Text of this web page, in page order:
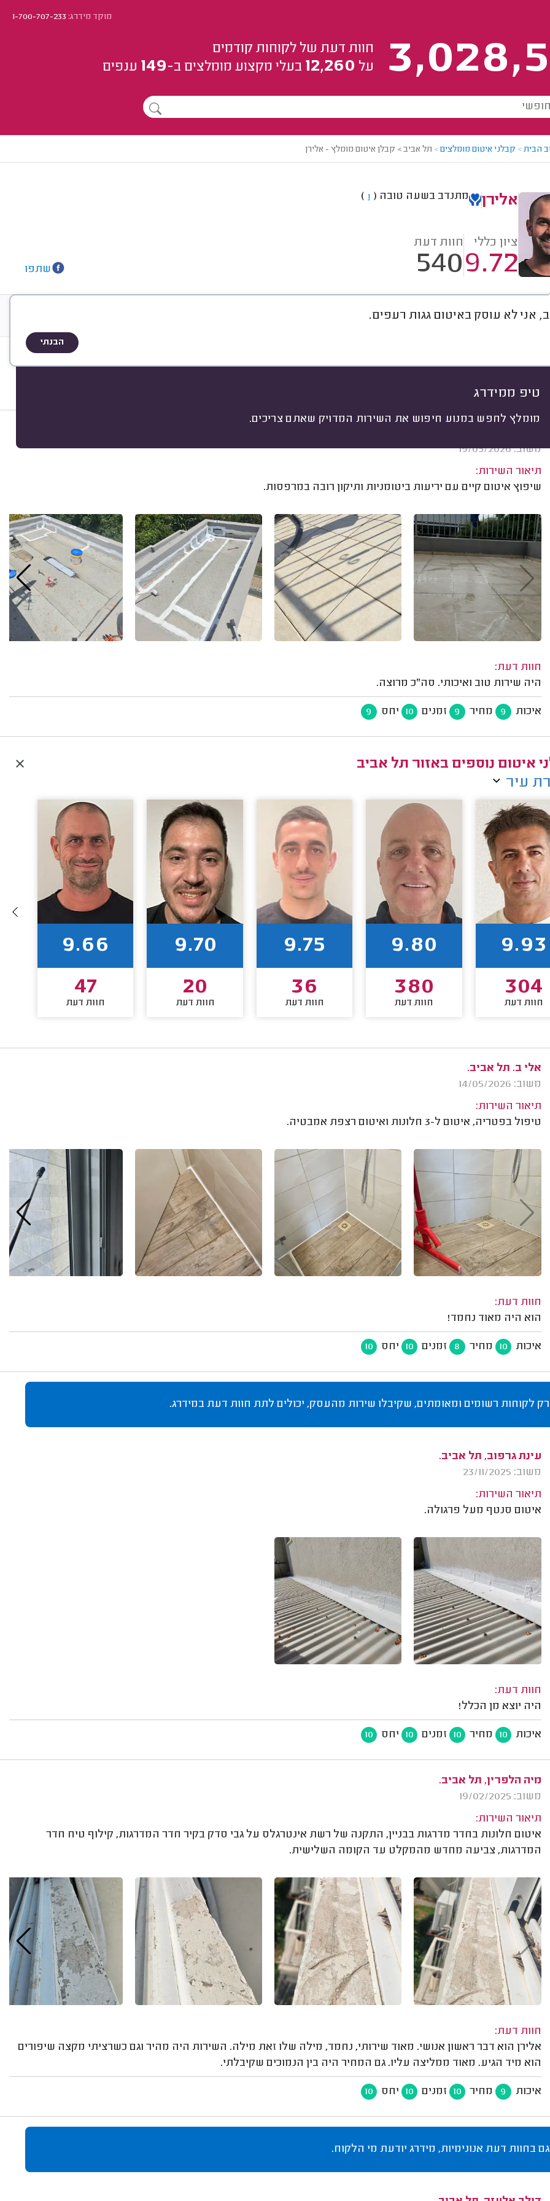
מוקד מידרג:1-700-707-233
חוות דעת של לקוחות קודמים
על 12,260 בעלי מקצוע מומלצים ב-149 ענפים
הבית> קבלני איטום מומלצים> תל אביב > קבלן איטום מומלץ - אלירן
אלירן מתנדב בשעה טובה (
1
)
ציון כללי
9.72
חוות דעת
540 שתפו
אני לא עוסק באיטום גגות רעפים.
הבנתי
טיפ ממידרג
מומלץ לחפש במנוע חיפוש את השירות המדויק שאתם צריכים.
חוות דעת ממוצע
מקום איטום
משוב: 19/05/2026
תיאור השירות:
שיפוץ איטום קיים עם יריעות ביטומניות ותיקון רובה במרפסות.
חוות דעת:
היה שירות טוב ואיכותי. סה"כ מרוצה.
איכות 9 מחיר 9 זמנים 10 יחס 9
איטום נוספים באזור תל אביב
עיר
9.93
304
חוות דעת
9.80
380
חוות דעת
9.75
36
חוות דעת
9.70
20
חוות דעת
9.66
47
חוות דעת
אלי ב. תל אביב.
משוב: 14/05/2026
תיאור השירות:
טיפול בפטריה, איטום ל-3 חלונות ואיטום רצפת אמבטיה.
חוות דעת:
הוא היה מאוד נחמד!
איכות 10 מחיר 8 זמנים 10 יחס 10
רק לקוחות רשומים ומאומתים, שקיבלו שירות מהעסק, יכולים לתת חוות דעת במידרג.
עינת גרפוב, תל אביב.
משוב: 23/11/2025
תיאור השירות:
איטום סנטף מעל פרגולה.
חוות דעת:
היה יוצא מן הכלל!
איכות 10 מחיר 10 זמנים 10 יחס 10
מיה הלפרין, תל אביב.
משוב: 19/02/2025
תיאור השירות:
איטום חלונות בחדר מדרגות בבניין, התקנה של רשת אינטרגלס על גבי סדק בקיר חדר המדרגות, קילוף טיח חדר
המדרגות, צביעה מחדש מהמקלט עד הקומה השלישית.
חוות דעת:
אלירן הוא דבר ראשון אנושי. מאוד שירותי, נחמד, מילה שלו זאת מילה. השירות היה מהיר וגם כשרציתי מקצה שיפורים
הוא מיד הגיע. מאוד ממליצה עליו. גם המחיר היה בין הנמוכים שקיבלתי.
איכות 9 מחיר 10 זמנים 10 יחס 10
גם בחוות דעת אנונימיות, מידרג יודעת מי הלקוח.